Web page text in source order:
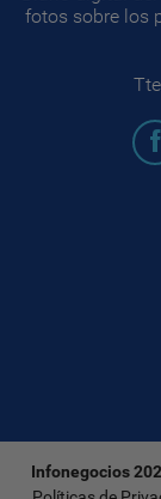
fotos sobre los
Infonegocios